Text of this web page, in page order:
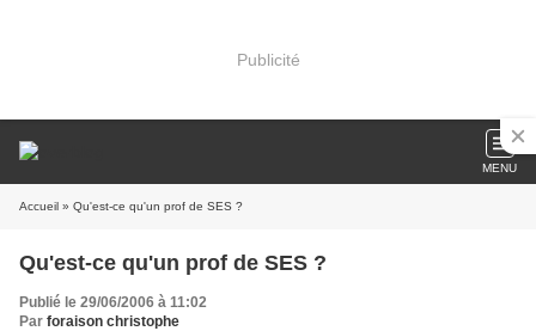
Publicité
MENU
Accueil » Qu'est-ce qu'un prof de SES ?
Qu'est-ce qu'un prof de SES ?
Publié le 29/06/2006 à 11:02
Par foraison christophe